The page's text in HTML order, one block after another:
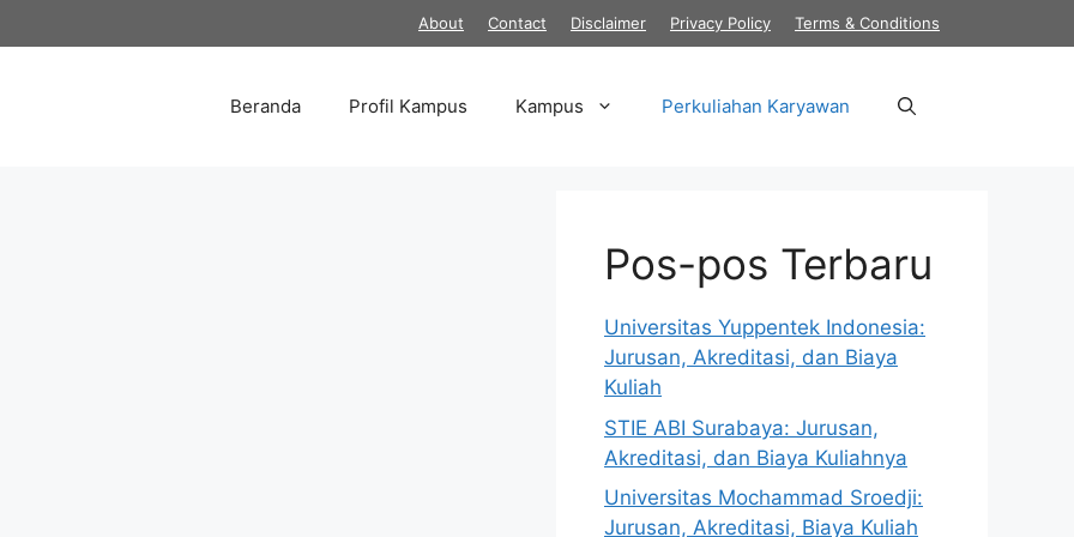
About Contact Disclaimer Privacy Policy Terms & Conditions
Beranda Profil Kampus Kampus Perkuliahan Karyawan
Pos-pos Terbaru
Universitas Yuppentek Indonesia:
Jurusan, Akreditasi, dan Biaya
Kuliah
STIE ABI Surabaya: Jurusan,
Akreditasi, dan Biaya Kuliahnya
Universitas Mochammad Sroedji:
Jurusan, Akreditasi, Biaya Kuliah